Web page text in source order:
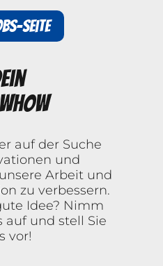
Seite
auf der Suche
und
Arbeit und
zu verbessern.
Idee? Nimm
auf und stell Sie
vor!